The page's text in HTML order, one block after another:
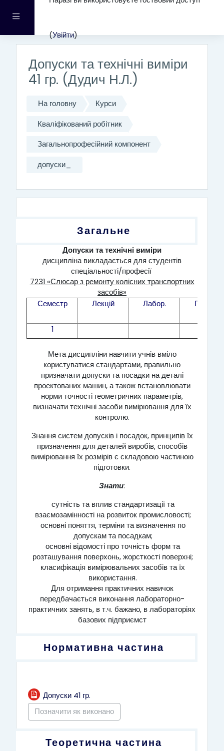
Бокова панель
(Увійти)
Перейти до головного вмісту
Допуски та технічні виміри
41 гр. (Дудич Н.Л.)
На головну Курси
Кваліфікований робітник
Загальнопрофесійний компонент
допуски_
Загальне
Допуски та технічні виміри
дисципліна викладається для студентів
спеціальності/професії
7231 «Слюсар з ремонту колісних транспортних
засобів»
Семестр
Лекцій Лабор. Практ.
1
Мета дисципліни навчити учнів вміло
користуватися стандартами, правильно
призначати допуски та посадки на деталі
проектованих машин, а також встановлювати
норми точності геометричних параметрів,
визначати технічні засоби вимірювання для їх
контролю.
Знання систем допусків і посадок, принципів їх
призначення для деталей виробів, способів
вимірювання їх розмірів є складовою частиною
підготовки.
Знати:
сутність та вплив стандартизації та
взаємозамінності на розвиток промисловості;
основні поняття, терміни та визначення по
допускам та посадкам;
основні відомості про точність форм та
розташування поверхонь, жорсткості поверхні;
класифікація вимірювальних засобів та їх
використання.
Для отримання практичних навичок
передбачається виконання лабораторно-
практичних занять, в т.ч. бажано, в лабораторіях
базових підприємст
Нормативна частина
Допуски 41 гр.
Позначити як виконано
Теоретична частина